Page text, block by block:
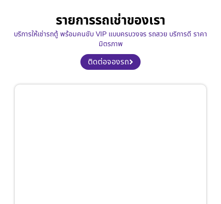
รายการรถเช่าของเรา
บริการให้เช่ารถตู้ พร้อมคนขับ VIP แบบครบวงจร รถสวย บริการดี ราคา
มิตรภาพ
ติดต่อจองรถ